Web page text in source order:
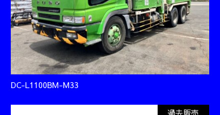
DC-L1100BM-M33
過去販売